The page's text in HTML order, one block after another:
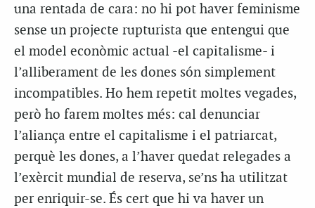
una rentada de cara: no hi pot haver feminisme
sense un projecte rupturista que entengui que
el model econòmic actual -el capitalisme- i
l’alliberament de les dones són simplement
incompatibles. Ho hem repetit moltes vegades,
però ho farem moltes més: cal denunciar
l’aliança entre el capitalisme i el patriarcat,
perquè les dones, a l’haver quedat relegades a
l’exèrcit mundial de reserva, se’ns ha utilitzat
per enriquir-se. És cert que hi va haver un